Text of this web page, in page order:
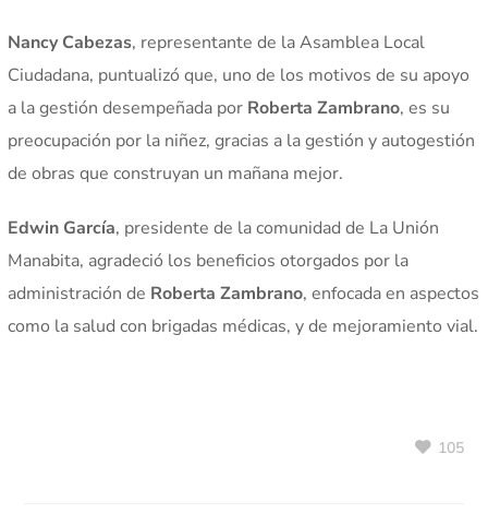
Nancy Cabezas, representante de la Asamblea Local
Ciudadana, puntualizó que, uno de los motivos de su apoyo
a la gestión desempeñada por Roberta Zambrano, es su
preocupación por la niñez, gracias a la gestión y autogestión
de obras que construyan un mañana mejor.
Edwin García, presidente de la comunidad de La Unión
Manabita, agradeció los beneficios otorgados por la
administración de Roberta Zambrano, enfocada en aspectos
como la salud con brigadas médicas, y de mejoramiento vial.
105